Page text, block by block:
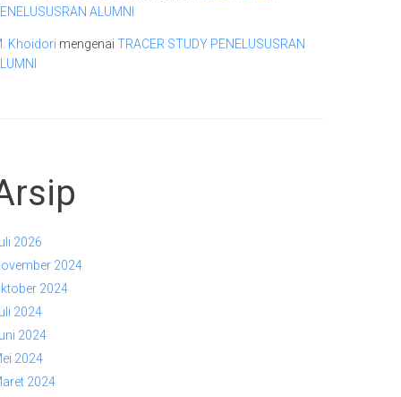
ALUMNI
Khoidori mengenai TRACER STUDY PENELUSUSRAN
2026
2024
2024
2024
2024
2024
2024